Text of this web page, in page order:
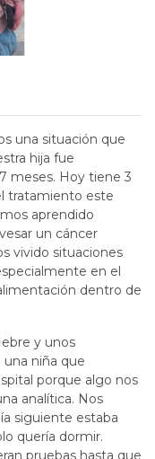
una situación que
hija fue
meses. Hoy tiene 3
tratamiento este
aprendido
un cáncer
vivido situaciones
en el
dentro de
y unos
niña que
porque algo nos
analítica. Nos
siguiente estaba
quería dormir.
pruebas hasta que